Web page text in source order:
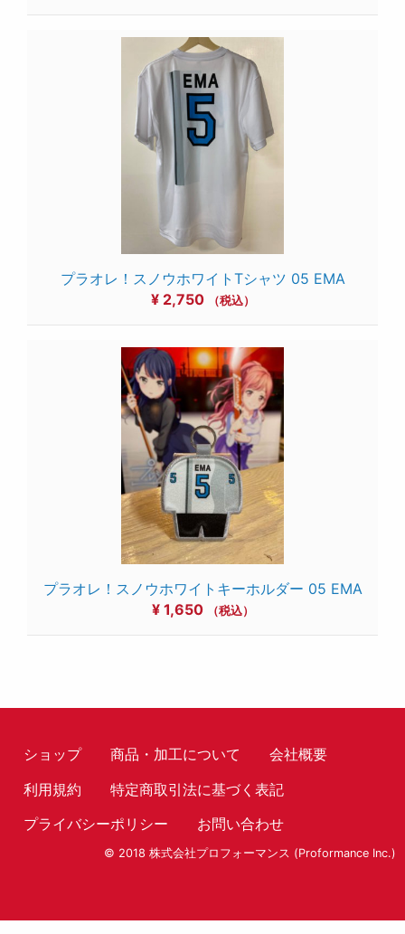
プラオレ！スノウホワイトTシャツ 05 EMA
¥2,750 （税込）
プラオレ！スノウホワイトキーホルダー 05 EMA
¥1,650 （税込）
ショップ 商品・加工について
会社概要
利用規約
特定商取引法に基づく表記
プライバシーポリシー
お問い合わせ
© 2018 株式会社プロフォーマンス (Proformance Inc.)